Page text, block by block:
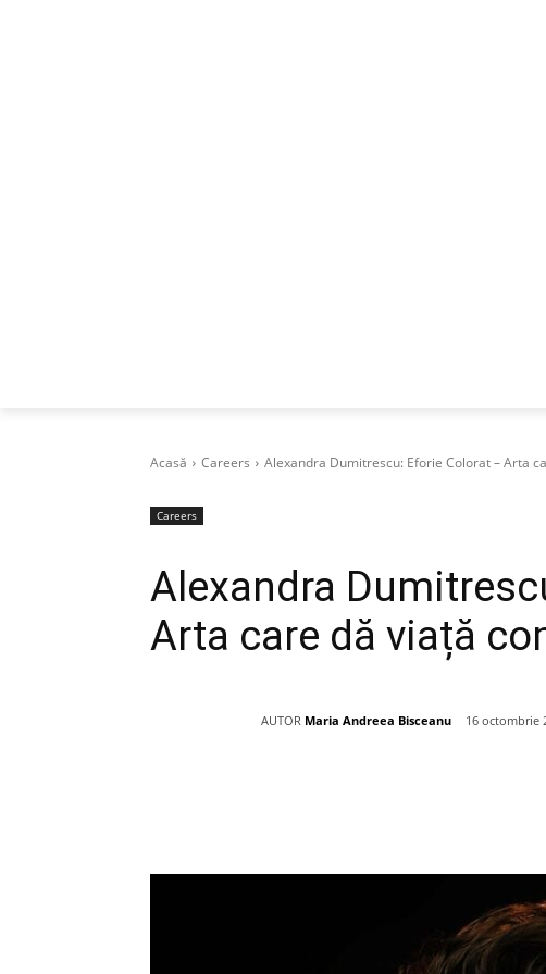
Acasă Careers Alexandra Dumitrescu: Eforie Colorat – Arta
Careers
Alexandra
Arta care dă viață
AUTOR Maria Andreea Bisceanu 16 octombrie